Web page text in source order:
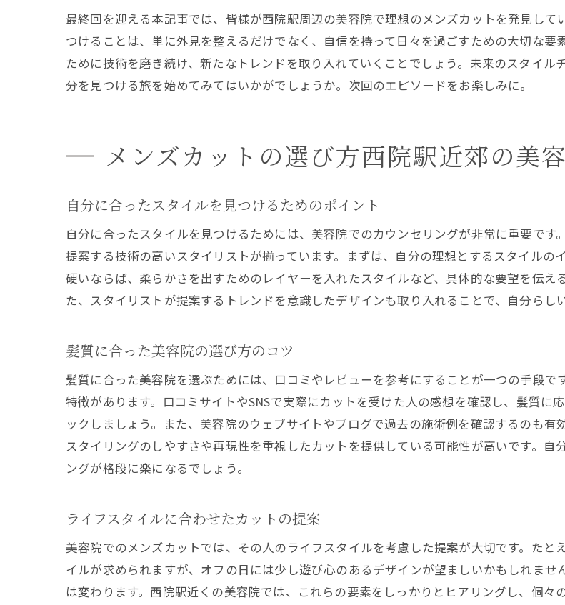
美容院選びで広がるスタイルの可能性
美容院選びのポイント西院駅近くで理想のメン
最適な美容院を見つけるためのチェックリス
理想を形にするための事前準備
失敗しない美容院選びのコツ
西院駅周辺の美容院でメンズカットを楽しむ方
多様なメニューで楽しむ西院の美容院
美容院でリフレッシュする時間の過ごし方
プロの手によるリラックス体験
自分磨きの一環としての美容院利用
最終回を迎える本記事では、皆様が西院駅周辺の美容院で理想のメンズカットを発見し
つけることは、単に外見を整えるだけでなく、自信を持って日々を過ごすための大切な
ために技術を磨き続け、新たなトレンドを取り入れていくことでしょう。未来のスタイ
分を見つける旅を始めてみてはいかがでしょうか。次回のエピソードをお楽しみに。
メンズカットの選び方西院駅近郊の美
自分に合ったスタイルを見つけるためのポイント
自分に合ったスタイルを見つけるためには、美容院でのカウンセリングが非常に重要で
提案する技術の高いスタイリストが揃っています。まずは、自分の理想とするスタイル
硬いならば、柔らかさを出すためのレイヤーを入れたスタイルなど、具体的な要望を伝
た、スタイリストが提案するトレンドを意識したデザインも取り入れることで、自分らし
髪質に合った美容院の選び方のコツ
髪質に合った美容院を選ぶためには、口コミやレビューを参考にすることが一つの手段
特徴があります。口コミサイトやSNSで実際にカットを受けた人の感想を確認し、髪質に
ックしましょう。また、美容院のウェブサイトやブログで過去の施術例を確認するのも有
スタイリングのしやすさや再現性を重視したカットを提供している可能性が高いです。
ングが格段に楽になるでしょう。
ライフスタイルに合わせたカットの提案
美容院でのメンズカットでは、その人のライフスタイルを考慮した提案が大切です。た
イルが求められますが、オフの日には少し遊び心のあるデザインが望ましいかもしれま
は変わります。西院駅近くの美容院では、これらの要素をしっかりとヒアリングし、個